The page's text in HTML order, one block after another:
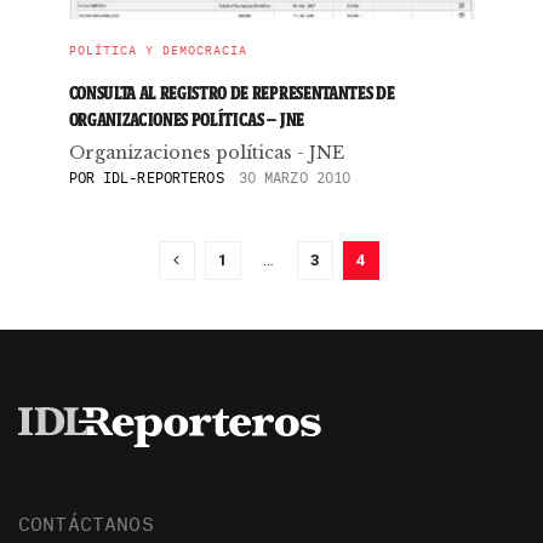
POLÍTICA Y DEMOCRACIA
CONSULTA AL REGISTRO DE REPRESENTANTES DE
ORGANIZACIONES POLÍTICAS – JNE
Organizaciones políticas - JNE
POR IDL-REPORTEROS 30 MARZO 2010
1 … 3 4
CONTÁCTANOS